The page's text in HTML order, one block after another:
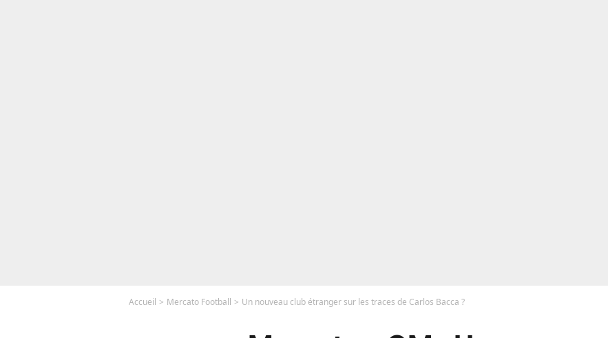
Accueil Mercato Football Un nouveau club étranger sur les traces de Carlos Bacca ?